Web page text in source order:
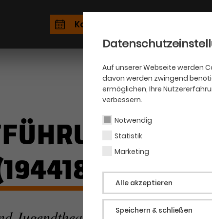
Auf unserer Webseite werden
davon werden zwingend
ermöglichen, Ihre
verbessern.
Notwendig
Statistik
Marketing
Alle akzeptieren
Speichern & schließen
Kalender
VON